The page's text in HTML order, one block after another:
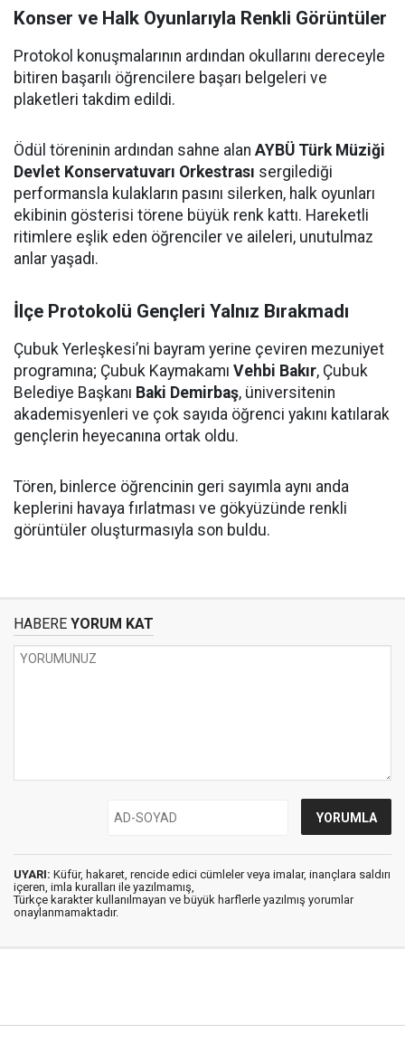
Konser ve Halk Oyunlarıyla Renkli Görüntüler
Protokol konuşmalarının ardından okullarını dereceyle
bitiren başarılı öğrencilere başarı belgeleri ve
plaketleri takdim edildi.
Ödül töreninin ardından sahne alan AYBÜ Türk Müziği
Devlet Konservatuvarı Orkestrası sergilediği
performansla kulakların pasını silerken, halk oyunları
ekibinin gösterisi törene büyük renk kattı. Hareketli
ritimlere eşlik eden öğrenciler ve aileleri, unutulmaz
anlar yaşadı.
İlçe Protokolü Gençleri Yalnız Bırakmadı
Çubuk Yerleşkesi’ni bayram yerine çeviren mezuniyet
programına; Çubuk Kaymakamı Vehbi Bakır, Çubuk
Belediye Başkanı Baki Demirbaş, üniversitenin
akademisyenleri ve çok sayıda öğrenci yakını katılarak
gençlerin heyecanına ortak oldu.
Tören, binlerce öğrencinin geri sayımla aynı anda
keplerini havaya fırlatması ve gökyüzünde renkli
görüntüler oluşturmasıyla son buldu.
HABERE YORUM KAT
UYARI: Küfür, hakaret, rencide edici cümleler veya imalar, inançlara saldırı
içeren, imla kuralları ile yazılmamış,
Türkçe karakter kullanılmayan ve büyük harflerle yazılmış yorumlar
onaylanmamaktadır.